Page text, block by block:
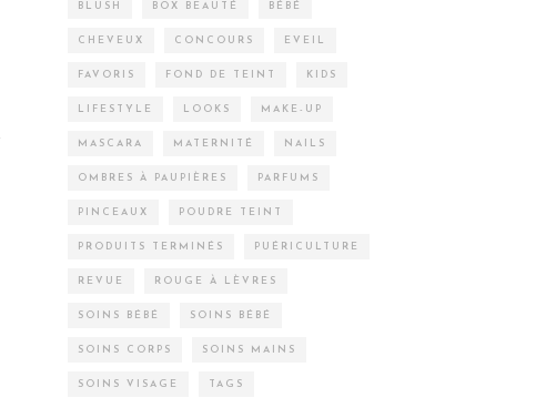
BLUSH BOX BEAUTÉ BÉBÉ
CHEVEUX CONCOURS EVEIL
FAVORIS FOND DE TEINT KIDS
LIFESTYLE LOOKS MAKE-UP
MASCARA MATERNITÉ NAILS
OMBRES À PAUPIÈRES PARFUMS
PINCEAUX POUDRE TEINT
PRODUITS TERMINÉS PUÉRICULTURE
REVUE ROUGE À LÈVRES
SOINS BÉBÉ SOINS BÉBÉ
SOINS CORPS SOINS MAINS
SOINS VISAGE TAGS